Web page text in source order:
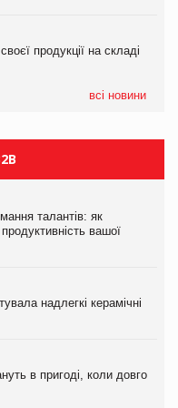
продукції на складі
всі новини
продукції на складі
продукції на складі
талантів: як
вашої
надлегкі керамічні
в пригоді, коли довго